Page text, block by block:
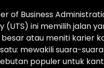
of Business
(UTS) ini memilih jalan
atau meniti karier
mewakili suara-
populer untuk